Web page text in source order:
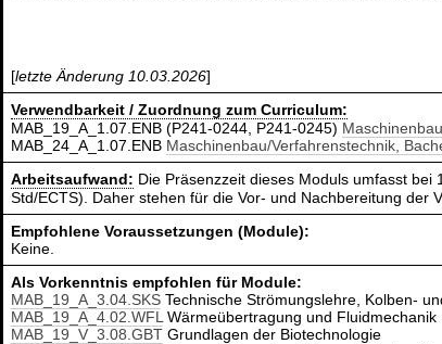
[letzte Änderung 10.03.2026]
Verwendbarkeit / Zuordnung zum Curriculum:
MAB_19_A_1.07.ENB (P241-0244, P241-0245)
MAB_24_A_1.07.ENB Maschinenbau/Verfahrenstechnik,
Arbeitsaufwand: Die Präsenzzeit dieses Moduls umfasst
Std/ECTS). Daher stehen für die Vor- und Nachbereitung der
Empfohlene Voraussetzungen (Module):
Keine.
Als Vorkenntnis empfohlen für Module:
MAB_19_A_3.04.SKS Technische Strömungslehre, Kolben-
MAB_19_A_4.02.WFLWärmeübertragung und Fluidmechanik
MAB_19_V_3.08.GBT Grundlagen der Biotechnologie